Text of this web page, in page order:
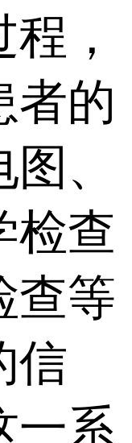
，
者的
、
检查
查等
信
一系